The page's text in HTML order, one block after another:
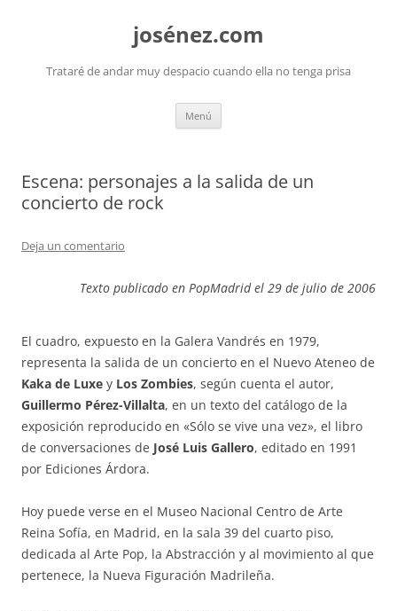
josénez.com
Trataré de andar muy despacio cuando ella no tenga prisa
Menú
Escena: personajes a la salida de un
concierto de rock
Deja un comentario
Texto publicado en PopMadrid el 29 de julio de 2006
El cuadro, expuesto en la Galera Vandrés en 1979,
representa la salida de un concierto en el Nuevo Ateneo de
Kaka de Luxe y Los Zombies, según cuenta el autor,
Guillermo Pérez-Villalta, en un texto del catálogo de la
exposición reproducido en «Sólo se vive una vez», el libro
de conversaciones de José Luis Gallero, editado en 1991
por Ediciones Árdora.
Hoy puede verse en el Museo Nacional Centro de Arte
Reina Sofía, en Madrid, en la sala 39 del cuarto piso,
dedicada al Arte Pop, la Abstracción y al movimiento al que
pertenece, la Nueva Figuración Madrileña.